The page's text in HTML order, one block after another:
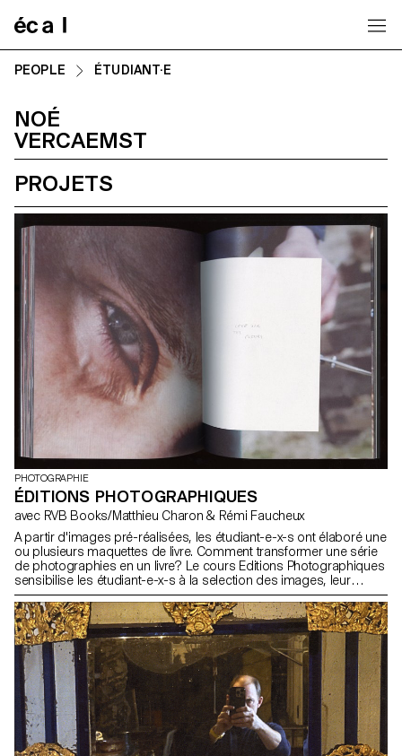
PEOPLE ÉTUDIANT·E
NOÉ
VERCAEMST
PROJETS
PHOTOGRAPHIE
ÉDITIONS PHOTOGRAPHIQUES
avec RVB Books/Matthieu Charon & Rémi Faucheux
A partir d'images pré-réalisées, les étudiant-e-x-s ont élaboré une
ou plusieurs maquettes de livre. Comment transformer une série
de photographies en un livre? Le cours Editions Photographiques
sensibilise les étudiant-e-x-s à la selection des images, leur
ordre, le format, le graphisme, l'encre, les papiers, la reliure. Il
aborde les spécificités du livre en tant que média et en tant que
marché.